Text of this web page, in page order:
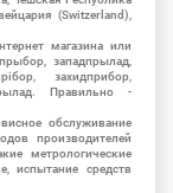
(Switzerland),
магазина или
западпрылад,
захидприбор,
Правильно -
обслуживание
производителей
метрологические
испытание средств